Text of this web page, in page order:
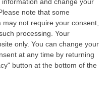
and change your
note that some
not require your consent,
processing. Your
only. You can change your
at any time by returning
button at the bottom of the